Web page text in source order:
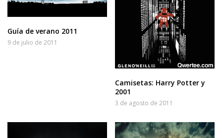
Guía de verano 2011
9 de julio de 2011
Camisetas: Harry Potter y
2001
3 de agosto de 2011